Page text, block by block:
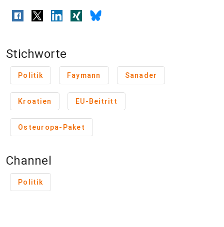
Stichworte
Politik Faymann Sanader
Kroatien EU-Beitritt
Osteuropa-Paket
Channel
Politik